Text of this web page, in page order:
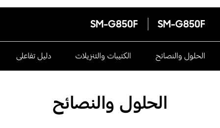
SM-G850F
SM-G850F
الحلول والنصائح الكتيبات والتنزيلات دليل تفاعلى
الحلول والنصائح